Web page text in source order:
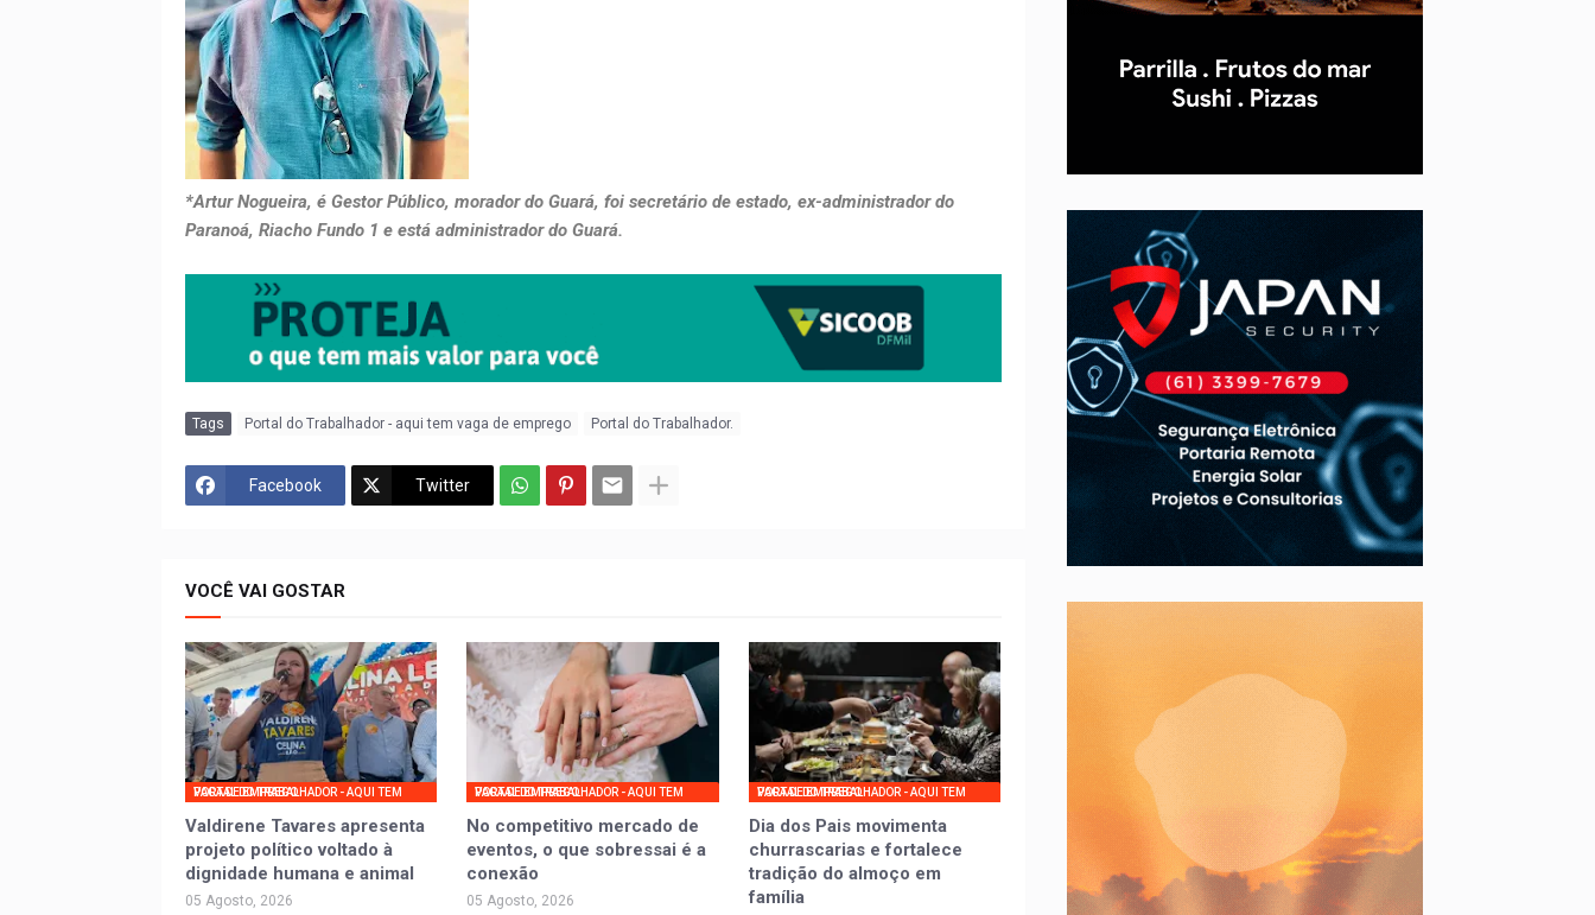
*Artur Nogueira, é Gestor Público, morador do Guará, foi secretário de estado, ex-administrador do
Paranoá, Riacho Fundo 1 e está administrador do Guará.
Tags Portal do Trabalhador - aqui tem vaga de emprego Portal do Trabalhador.
Facebook Twitter
VOCÊ VAI GOSTAR
PORTAL DO TRABALHADOR - AQUI TEM VAGA DE EMPREGO
Valdirene Tavares apresenta
projeto político voltado à
dignidade humana e animal
05 Agosto, 2026
PORTAL DO TRABALHADOR - AQUI TEM VAGA DE EMPREGO
No competitivo mercado de
eventos, o que sobressai é a
conexão
05 Agosto, 2026
PORTAL DO TRABALHADOR - AQUI TEM VAGA DE EMPREGO
Dia dos Pais movimenta
churrascarias e fortalece
tradição do almoço em
família